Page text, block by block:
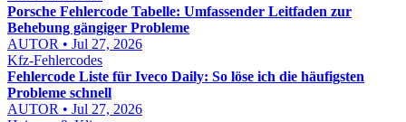
Porsche Fehlercode Tabelle: Umfassender Leitfaden zur
Behebung gängiger Probleme
AUTOR • Jul 27, 2026
Kfz-Fehlercodes
Fehlercode Liste für Iveco Daily: So löse ich die häufigsten
Probleme schnell
AUTOR • Jul 27, 2026